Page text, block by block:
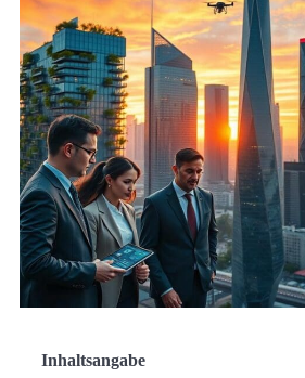
Inhaltsangabe